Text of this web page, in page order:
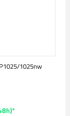
1025nw